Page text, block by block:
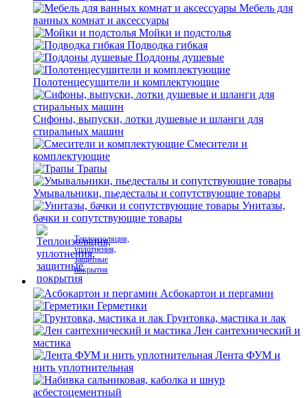
Мебель для
ванных комнат и аксессуары
Мойки и подстолья
Подводка гибкая
Поддоны душевые
Полотенцесушители и комплектующие
Сифоны, выпуски, лотки душевые и шланги для
стиральных машин
Смесители и
комплектующие
Трапы
Умывальники, пьедесталы и сопутствующие товары
Унитазы,
бачки и сопутствующие товары
Теплоизоляция,
уплотнения,
защитные
покрытия
Асбокартон и пергамин
Герметики
Грунтовка, мастика и лак
Лен сантехнический и
мастика
Лента ФУМ и
нить уплотнительная